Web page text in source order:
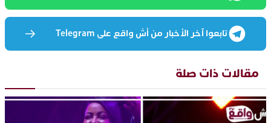
تابعوا آخر الأخبار من أش واقع على Telegram
مقالات ذات صلة